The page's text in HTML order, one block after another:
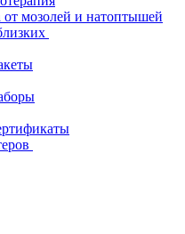
от мозолей и натоптышей